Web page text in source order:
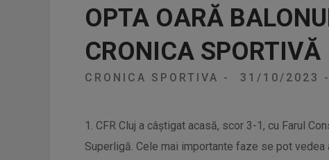
OPTA OARĂ
CRONICA SPORTIVĂ
CRONICA SPORTIVA - 31/10/2023 -
1. CFR Cluj a câștigat acasă, scor 3-1, cu Farul
Superligă. Cele mai importante faze se pot